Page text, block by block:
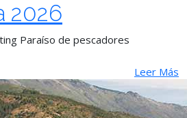
2026
Paraíso de pescadores
Leer Más